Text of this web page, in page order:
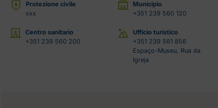
Protezione civile
xxx
Municipio
+351 239 560 120
Centro sanitario
+351 239 560 200
Ufficio turistico
+351 239 561 856
Espaço-Museu, Rua da
Igreja